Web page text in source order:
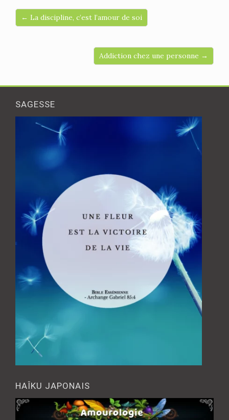
← La discipline, c’est l’amour de soi
Addiction chez une personne →
SAGESSE
HAÎKU JAPONAIS